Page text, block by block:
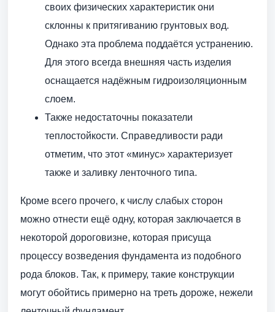
своих физических характеристик они
склонны к притягиванию грунтовых вод.
Однако эта проблема поддаётся устранению.
Для этого всегда внешняя часть изделия
оснащается надёжным гидроизоляционным
слоем.
Также недостаточны показатели
теплостойкости. Справедливости ради
отметим, что этот «минус» характеризует
также и заливку ленточного типа.
Кроме всего прочего, к числу слабых сторон
можно отнести ещё одну, которая заключается в
некоторой дороговизне, которая присуща
процессу возведения фундамента из подобного
рода блоков. Так, к примеру, такие конструкции
могут обойтись примерно на треть дороже, нежели